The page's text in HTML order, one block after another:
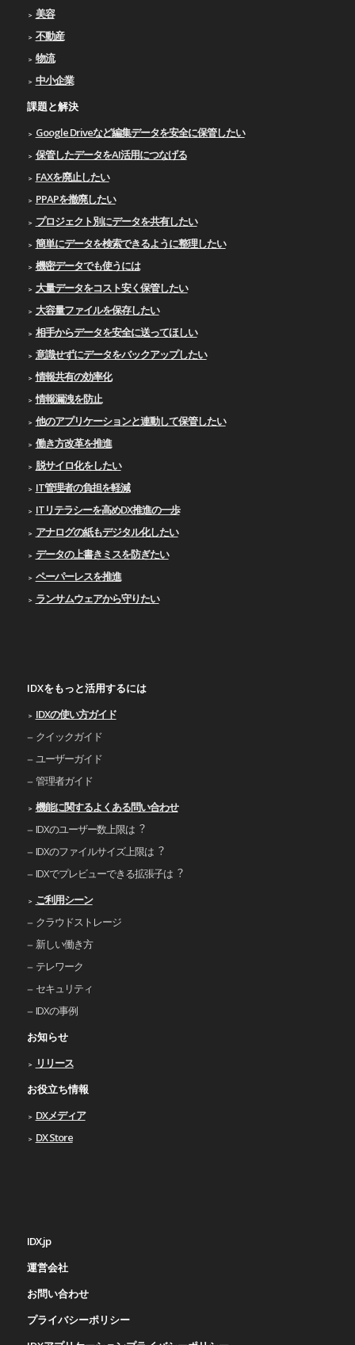
美容
不動産
物流
中小企業
課題と解決
Google Driveなど編集データを安全に保管したい
保管したデータをAI活用につなげる
FAXを廃止したい
PPAPを撤廃したい
プロジェクト別にデータを共有したい
簡単にデータを検索できるように整理したい
機密データでも使うには
大量データをコスト安く保管したい
大容量ファイルを保存したい
相手からデータを安全に送ってほしい
意識せずにデータをバックアップしたい
情報共有の効率化
情報漏洩を防止
他のアプリケーションと連動して保管したい
働き方改革を推進
脱サイロ化をしたい
IT管理者の負担を軽減
ITリテラシーを高めDX推進の一歩
アナログの紙もデジタル化したい
データの上書きミスを防ぎたい
ペーパーレスを推進
ランサムウェアから守りたい
IDXをもっと活用するには
IDXの使い⽅ガイド
クイックガイド
ユーザーガイド
管理者ガイド
機能に関するよくある問い合わせ
IDXのユーザー数上限は︖
IDXのファイルサイズ上限は︖
IDXでプレビューできる拡張⼦は︖
ご利⽤シーン
クラウドストレージ
新しい働き⽅
テレワーク
セキュリティ
IDXの事例
お知らせ
リリース
お役立ち情報
DXメディア
DX Store
IDX.jp
運営会社
お問い合わせ
プライバシーポリシー